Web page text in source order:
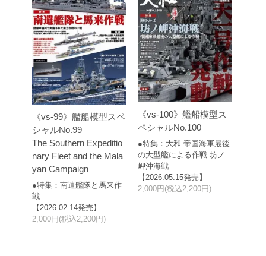
《vs-99》艦船模型スペ
シャルNo.99
The Southern Expeditio
nary Fleet and the Mala
yan Campaign
●特集：南遣艦隊と馬来作
戦
【2026.02.14発売】
2,000円(税込2,200円)
《vs-100》艦船模型ス
ペシャルNo.100
●特集：大和 帝国海軍最後
の大型艦による作戦 坊ノ
岬沖海戦
【2026.05.15発売】
2,000円(税込2,200円)